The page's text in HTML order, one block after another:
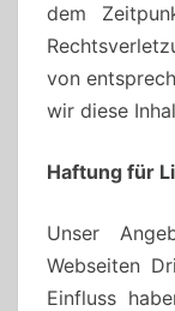
dem
von
wir diese
Haftung für
Unser
Webseiten
Einfluss